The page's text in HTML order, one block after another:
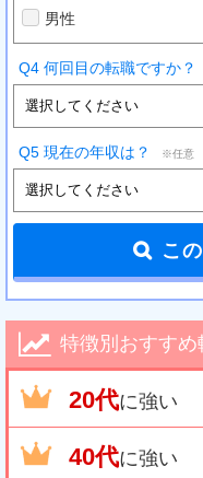
男性
Q4 何回目の転職ですか？
Q5 現在の年収は？ ※任意
特徴別おすすめ
20代に強い
40代に強い